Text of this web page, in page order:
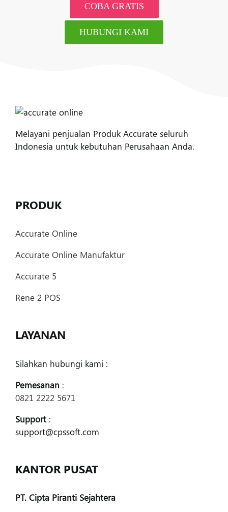
COBA GRATIS
HUBUNGI KAMI
Melayani penjualan Produk Accurate seluruh
Indonesia untuk kebutuhan Perusahaan Anda.
PRODUK
Accurate Online
Accurate Online Manufaktur
Accurate 5
Rene 2 POS
LAYANAN
Silahkan hubungi kami :
Pemesanan:
0821 2222 5671
Support:
support@cpssoft.com
KANTOR PUSAT
PT. Cipta Piranti Sejahtera